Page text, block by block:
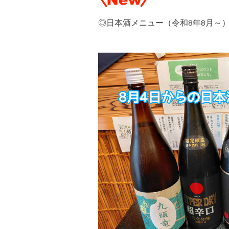
◎日本酒メニュー（令和8年8月～